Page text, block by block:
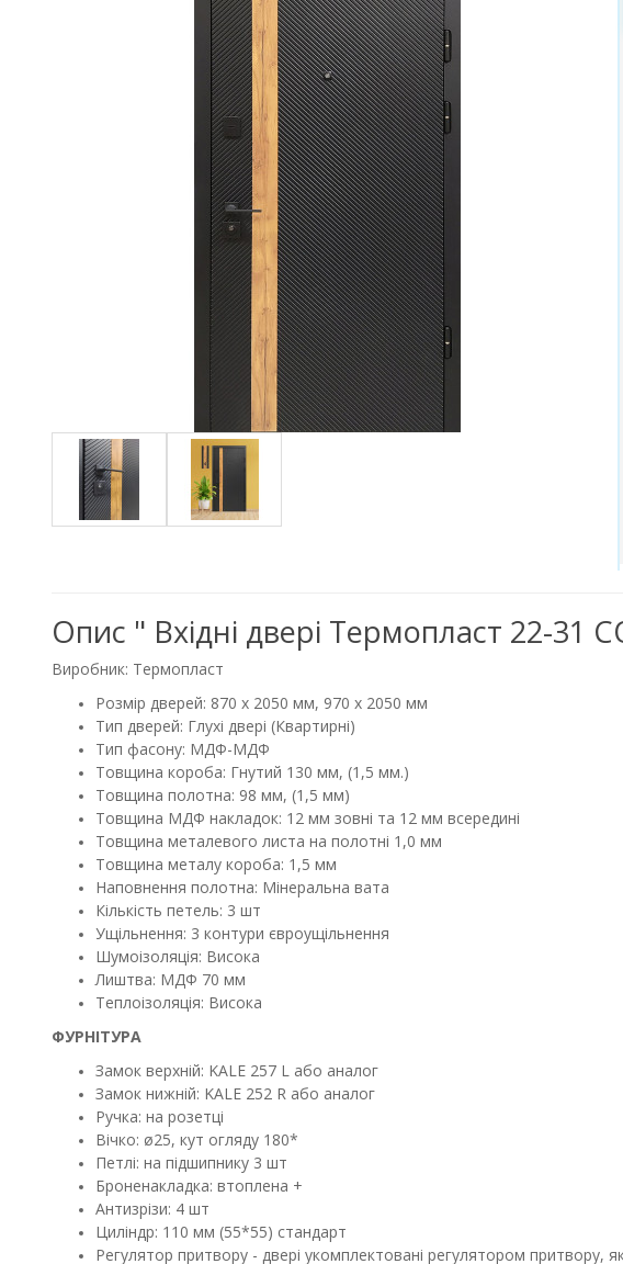
Опис " Вхідні двері Термопласт 22-
Виробник: Термопласт
Розмір дверей: 870 x 2050 мм, 970 x 2050 мм
Тип дверей: Глухі двері (Квартирні)
Тип фасону: МДФ-МДФ
Товщина короба: Гнутий 130 мм, (1,5 мм.)
Товщина полотна: 98 мм, (1,5 мм)
Товщина МДФ накладок: 12 мм зовні та 12 мм всередині
Товщина металевого листа на полотні 1,0 мм
Товщина металу короба: 1,5 мм
Наповнення полотна: Мінеральна вата
Кількість петель: 3 шт
Ущільнення: 3 контури євроущільнення
Шумоізоляція: Висока
Лиштва: МДФ 70 мм
Теплоізоляція: Висока
ФУРНІТУРА
Замок верхній: KALE 257 L або аналог
Замок нижній: KALE 252 R або аналог
Ручка: на розетці
Вічко: ø25, кут огляду 180*
Петлі: на підшипнику 3 шт
Броненакладка: втоплена +
Антизрізи: 4 шт
Циліндр: 110 мм (55*55) стандарт
Регулятор притвору - двері укомплектовані регулятором притвору,